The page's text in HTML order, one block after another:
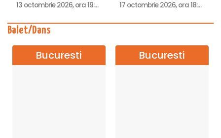
13 octombrie 2026, ora 19:00 17 octombrie 2026, ora 18:00
Balet/Dans
Bucuresti Bucuresti